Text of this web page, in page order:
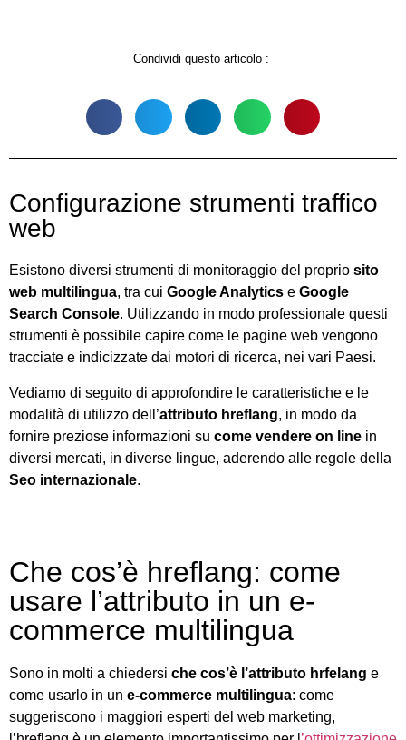
Condividi questo articolo :
Configurazione strumenti traffico
web
Esistono diversi strumenti di monitoraggio del proprio sito
web multilingua, tra cui Google Analytics e Google
Search Console. Utilizzando in modo professionale questi
strumenti è possibile capire come le pagine web vengono
tracciate e indicizzate dai motori di ricerca, nei vari Paesi.
Vediamo di seguito di approfondire le caratteristiche e le
modalità di utilizzo dell’attributo hreflang, in modo da
fornire preziose informazioni su come vendere on line in
diversi mercati, in diverse lingue, aderendo alle regole della
Seo internazionale.
Che cos’è hreflang: come
usare l’attributo in un e-
commerce multilingua
Sono in molti a chiedersi che cos’è l’attributo hrfelang e
come usarlo in un e-commerce multilingua: come
suggeriscono i maggiori esperti del web marketing,